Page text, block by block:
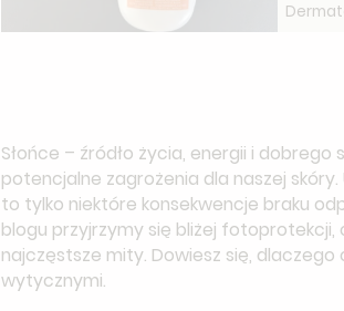
Słońce – źródło życia, energii i
potencjalne zagrożenia dla naszej
to tylko niektóre konsekwencje braku
blogu przyjrzymy się bliżej fotoprotekcji,
najczęstsze mity. Dowiesz się,
wytycznymi.